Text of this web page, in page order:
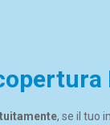
, se il tuo